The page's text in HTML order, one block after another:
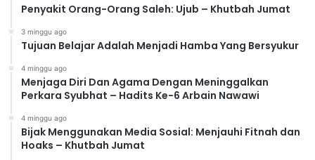
Penyakit Orang-Orang Saleh: Ujub – Khutbah Jumat
3 minggu ago
Tujuan Belajar Adalah Menjadi Hamba Yang Bersyukur
4 minggu ago
Menjaga Diri Dan Agama Dengan Meninggalkan
Perkara Syubhat – Hadits Ke-6 Arbain Nawawi
4 minggu ago
Bijak Menggunakan Media Sosial: Menjauhi Fitnah dan
Hoaks – Khutbah Jumat